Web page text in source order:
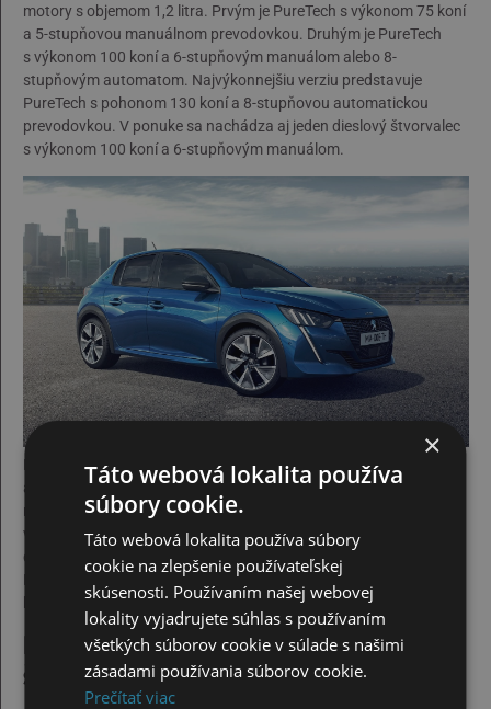
motory s objemom 1,2 litra. Prvým je PureTech s výkonom 75 koní
a 5-stupňovou manuálnom prevodovkou. Druhým je PureTech
s výkonom 100 koní a 6-stupňovým manuálom alebo 8-
stupňovým automatom. Najvýkonnejšiu verziu predstavuje
PureTech s pohonom 130 koní a 8-stupňovou automatickou
prevodovkou. V ponuke sa nachádza aj jeden dieslový štvorvalec
s výkonom 100 koní a 6-stupňovým manuálom.
Pýchou Peugeotu je však elektromotor s výkonom 136 koní
a krútiacim momentom 260 Nm. Disponuje troma jazdnými
režimami a dvoma stupňami brzdenia. „Dvestoosmička“ je
vybavená veľkokapacitnou 50 kWh batériou, ktorá umožňuje
dojazd 340 km podľa protokolu WLTP a až 450 km podľa NEDC.
Na batériu sa vzťahuje 8-ročná záruka alebo garancia na 160 000
km na 70 % jej kapacity nabitia.
Nový Peugeot 208 pôsobí
športovo
×
Táto webová lokalita používa
súbory cookie.
Táto webová lokalita používa súbory
cookie na zlepšenie používateľskej
skúsenosti. Používaním našej webovej
lokality vyjadrujete súhlas s používaním
všetkých súborov cookie v súlade s našimi
zásadami používania súborov cookie.
Prečítať viac